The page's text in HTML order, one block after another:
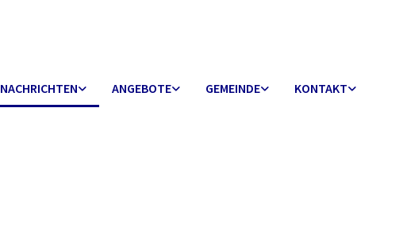
NACHRICHTEN ANGEBOTE GEMEINDE KONTAKT